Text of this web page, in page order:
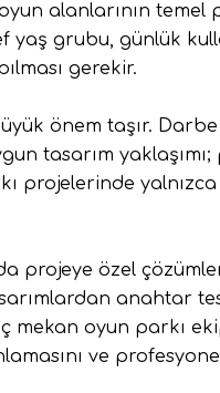
alanlarının temel
grubu, günlük
gerekir.
önem taşır.
tasarım
projelerinde
projeye özel
anahtar
mekan oyun parkı
ve